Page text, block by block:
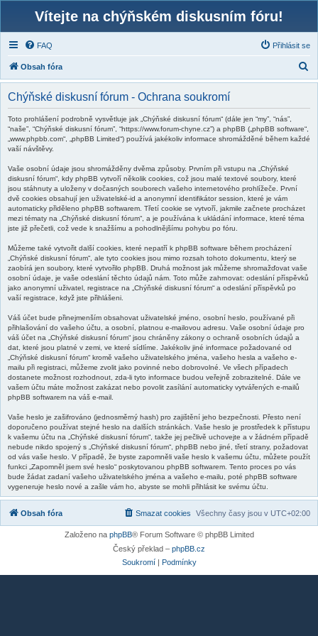
Vítejte na chýňském diskusním fóru!
FAQ Přihlásit se
Obsah fóra
l
Chýňské diskusní fórum - Ochrana soukromí
Toto prohlášení podrobně vysvětluje jak „Chýňské diskusní fórum“ (dále jen “my”, “nás”,
“naše”, “Chýňské diskusní fórum”, “https://www.forum-chyne.cz”) a phpBB („phpBB software“,
„www.phpbb.com“, „phpBB Limited“) používá jakékoliv informace shromážděné během každé
vaší návštěvy.
Vaše osobní údaje jsou shromážděny dvěma způsoby. Prvním při vstupu na „Chýňské
diskusní fórum“, kdy phpBB vytvoří několik cookies, což jsou malé textové soubory, které
jsou stáhnuty a uloženy v dočasných souborech vašeho internetového prohlížeče. První
dvě cookies obsahují jen uživatelské-id a anonymní identifikátor session, které je vám
automaticky přiděleno phpBB softwarem. Třetí cookie se vytvoří, jakmile začnete procházet
mezi tématy na „Chýňské diskusní fórum“, a je používána k ukládání informace, které téma
jste již přečetli, což vede k snažšímu a pohodlnějšímu pohybu po fóru.
Můžeme také vytvořit další cookies, které nepatří k phpBB software během procházení
„Chýňské diskusní fórum“, ale tyto cookies jsou mimo rozsah tohoto dokumentu, který se
zaobírá jen soubory, které vytvořilo phpBB. Druhá možnost jak můžeme shromažďovat vaše
osobní údaje, je vaše odeslání těchto údajů nám. Toto může zahrnovat: odeslání příspěvků
jako anonymní uživatel, registrace na „Chýňské diskusní fórum“ a odeslání příspěvků po
vaší registrace, když jste přihlášeni.
Váš účet bude přinejmenším obsahovat uživatelské jméno, osobní heslo, používané při
přihlašování do vašeho účtu, a osobní, platnou e-mailovou adresu. Vaše osobní údaje pro
váš účet na „Chýňské diskusní fórum“ jsou chráněny zákony o ochraně osobních údajů a
dat, které jsou platné v zemi, ve které sídlíme. Jakékoliv jiné informace požadované od
„Chýňské diskusní fórum“ kromě vašeho uživatelského jména, vašeho hesla a vašeho e-
mailu při registraci, můžeme zvolit jako povinné nebo dobrovolné. Ve všech případech
dostanete možnost rozhodnout, zda-li tyto informace budou veřejně zobrazitelné. Dále ve
vašem účtu máte možnost zakázat nebo povolit zasílání automaticky vytvářených e-mailů
phpBB softwarem na váš e-mail.
Vaše heslo je zašifrováno (jednosměrný hash) pro zajištění jeho bezpečnosti. Přesto není
doporučeno používat stejné heslo na dalších stránkách. Vaše heslo je prostředek k přístupu
k vašemu účtu na „Chýňské diskusní fórum“, takže jej pečlivě uchovejte a v žádném případě
nebude nikdo spojený s „Chýňské diskusní fórum“, phpBB nebo jiné, třetí strany, požadovat
od vás vaše heslo. V případě, že byste zapomněli vaše heslo k vašemu účtu, můžete použít
funkci „Zapomněl jsem své heslo“ poskytovanou phpBB softwarem. Tento proces po vás
bude žádat zadaní vašeho uživatelského jména a vašeho e-mailu, poté phpBB software
vygeneruje heslo nové a zašle vám ho, abyste se mohli přihlásit ke svému účtu.
Obsah fóra Všechny časy jsou v UTC+02:00
Smazat cookies
Založeno na phpBB® Forum Software © phpBB Limited
Český překlad – phpBB.cz
Soukromí| Podmínky